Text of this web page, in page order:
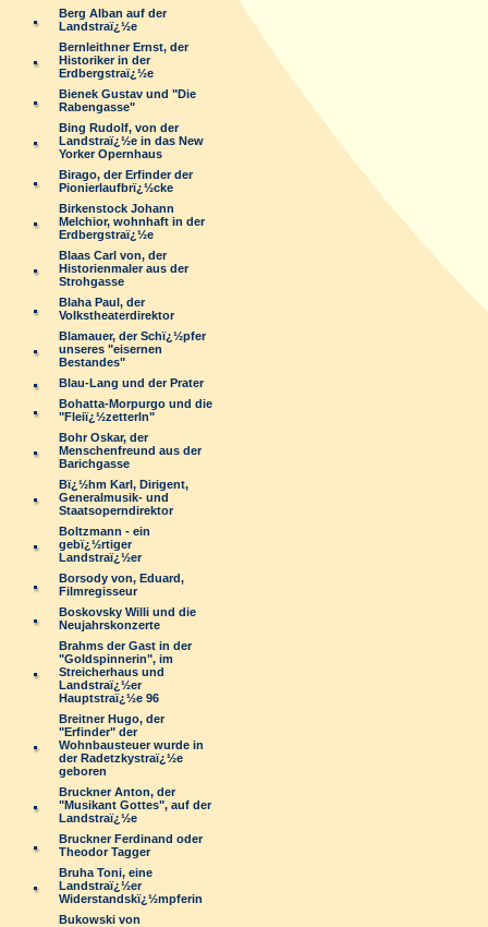
Berg Alban auf der
Landstraï¿½e
Bernleithner Ernst, der
Historiker in der
Erdbergstraï¿½e
Bienek Gustav und "Die
Rabengasse"
Bing Rudolf, von der
Landstraï¿½e in das New
Yorker Opernhaus
Birago, der Erfinder der
Pionierlaufbrï¿½cke
Birkenstock Johann
Melchior, wohnhaft in der
Erdbergstraï¿½e
Blaas Carl von, der
Historienmaler aus der
Strohgasse
Blaha Paul, der
Volkstheaterdirektor
Blamauer, der Schï¿½pfer
unseres "eisernen
Bestandes"
Blau-Lang und der Prater
Bohatta-Morpurgo und die
"Fleiï¿½zetterln"
Bohr Oskar, der
Menschenfreund aus der
Barichgasse
Bï¿½hm Karl, Dirigent,
Generalmusik- und
Staatsoperndirektor
Boltzmann - ein
gebï¿½rtiger
Landstraï¿½er
Borsody von, Eduard,
Filmregisseur
Boskovsky Willi und die
Neujahrskonzerte
Brahms der Gast in der
"Goldspinnerin", im
Streicherhaus und
Landstraï¿½er
Hauptstraï¿½e 96
Breitner Hugo, der
"Erfinder" der
Wohnbausteuer wurde in
der Radetzkystraï¿½e
geboren
Bruckner Anton, der
"Musikant Gottes", auf der
Landstraï¿½e
Bruckner Ferdinand oder
Theodor Tagger
Bruha Toni, eine
Landstraï¿½er
Widerstandskï¿½mpferin
Bukowski von